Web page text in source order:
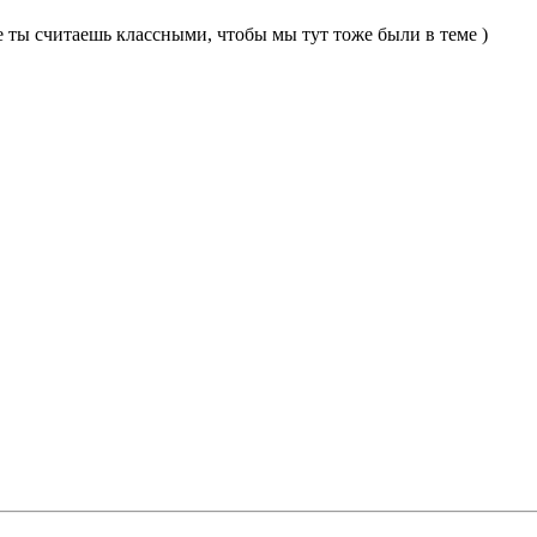
считаешь классными, чтобы мы тут тоже были в теме )